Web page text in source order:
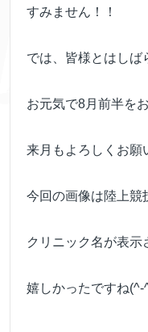
すみません！！
では、皆様とはしば
お元気で8月前半を
来月もよろしくお願
今回の画像は陸上競
クリニック名が表示
嬉しかったですね(^-